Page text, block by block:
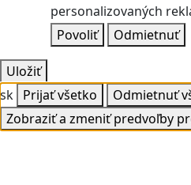
personalizovaných
Povoliť
Odmietnuť
Uložiť
sk Prijať všetko
Odmietnuť
Zobraziť a zmeniť predvoľby